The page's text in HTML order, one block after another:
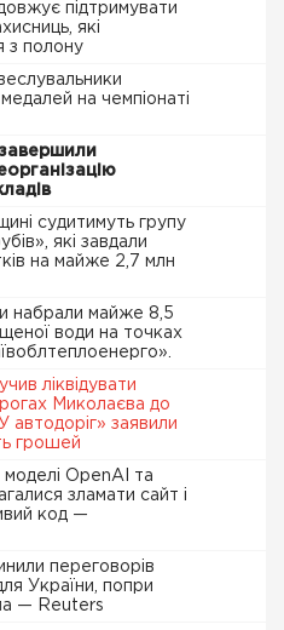
підтримувати
які
з полону
на чемпіонаті
судитимуть групу
які завдали
на майже 2,7 млн
набрали майже 8,5
води на точках
ліквідувати
Миколаєва до
автодоріг» заявили
грошей
моделі OpenAI та
зламати сайт і
код —
переговорів
України, попри
— Reuters